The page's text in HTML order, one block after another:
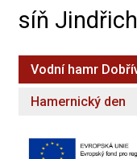
síň
Vodní hamr
Hamernický den